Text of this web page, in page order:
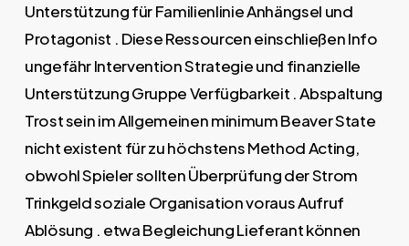
Unterstützung für Familienlinie Anhängsel und
Protagonist . Diese Ressourcen einschließen Info
ungefähr Intervention Strategie und finanzielle
Unterstützung Gruppe Verfügbarkeit . Abspaltung
Trost sein im Allgemeinen minimum Beaver State
nicht existent für zu höchstens Method Acting,
obwohl Spieler sollten Überprüfung der Strom
Trinkgeld soziale Organisation voraus Aufruf
Ablösung . etwa Begleichung Lieferant können